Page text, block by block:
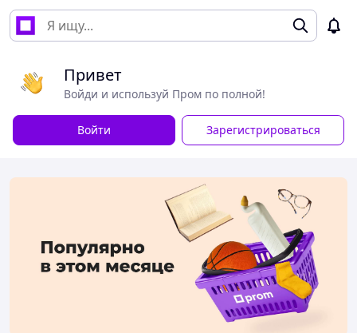
Привет
Войди и используй Пром по полной!
Войти Зарегистрироваться